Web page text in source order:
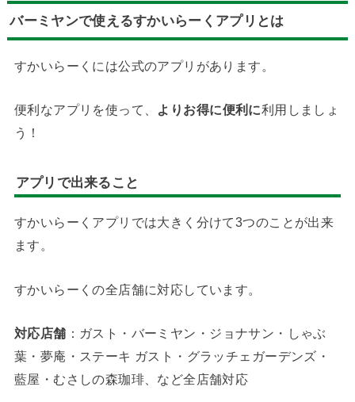
バーミヤンで使えるすかいらーくアプリとは
すかいらーくには公式のアプリがあります。
便利なアプリを使って、 よりお得に便利に利用しましょ
う！
アプリで出来ること
すかいらーくアプリでは大きく分けて3つのことが出来
ます。
すかいらーくの全店舗に対応しています。
対応店舗 ：ガスト・バーミヤン・ジョナサン・しゃぶ
葉・夢庵・ステーキ ガスト・グラッチェガーデンズ・
藍屋・むさしの森珈琲、など全店舗対応